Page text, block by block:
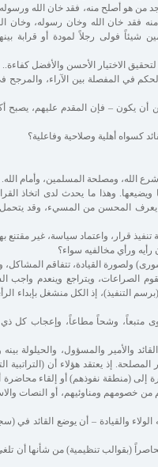
من هو أصلح منه، فقد خان الله
فقد خان الله وخان رسوله، وخان
فولى رجلاً لمودة أو قرابة
الاختيار الأحسن والأفضل كفاءة..
في المفصلة بين الآراء، والمرجح
يكون – فإن المقدم عليهم، يصبح
كسواه أهلية وصلاحية وفاعلية؟
الله، ومصلحة المسلمين، وأمام
وهذا ما يحدث لدى اتخاذ
يعرف المحسن من المسيء، وقد
قرار، واعتماد سياسة، غير مقتنع
ورأي مخالفيه سواء؟
ولصورة القيادة، تتفاقم
الصراعات، ويتراجع وينعدم واجب
التنفيذ)، إذ الكل منشغل بإبداء
متبعاً، وشحاً مطاعاً، وإعجاب كل ذي
والأمير والمسؤول، والحيلولة
إذ يعتقد هؤلاء أن (التراتبية
إلى (منطقة نفوذهم) أو إلقاء
من خصومهم ومناوئيهم، أو النصات
والقيادة – أن يوضع القائد
(بقوالب تنظيمية) من شأنها أن